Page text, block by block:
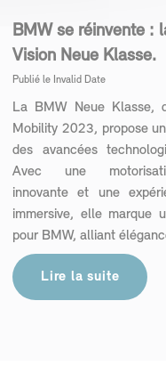
BMW se réinvente :
Vision Neue Klasse.
Publié le Invalid Date
La BMW Neue Klasse,
Mobility 2023, propose
des avancées
Avec une
innovante et une
immersive, elle marque
pour BMW, alliant
Lire la suite